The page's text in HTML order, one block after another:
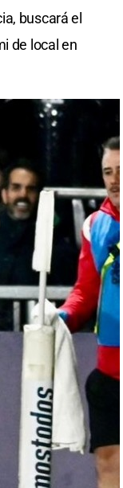
buscará el
de local en